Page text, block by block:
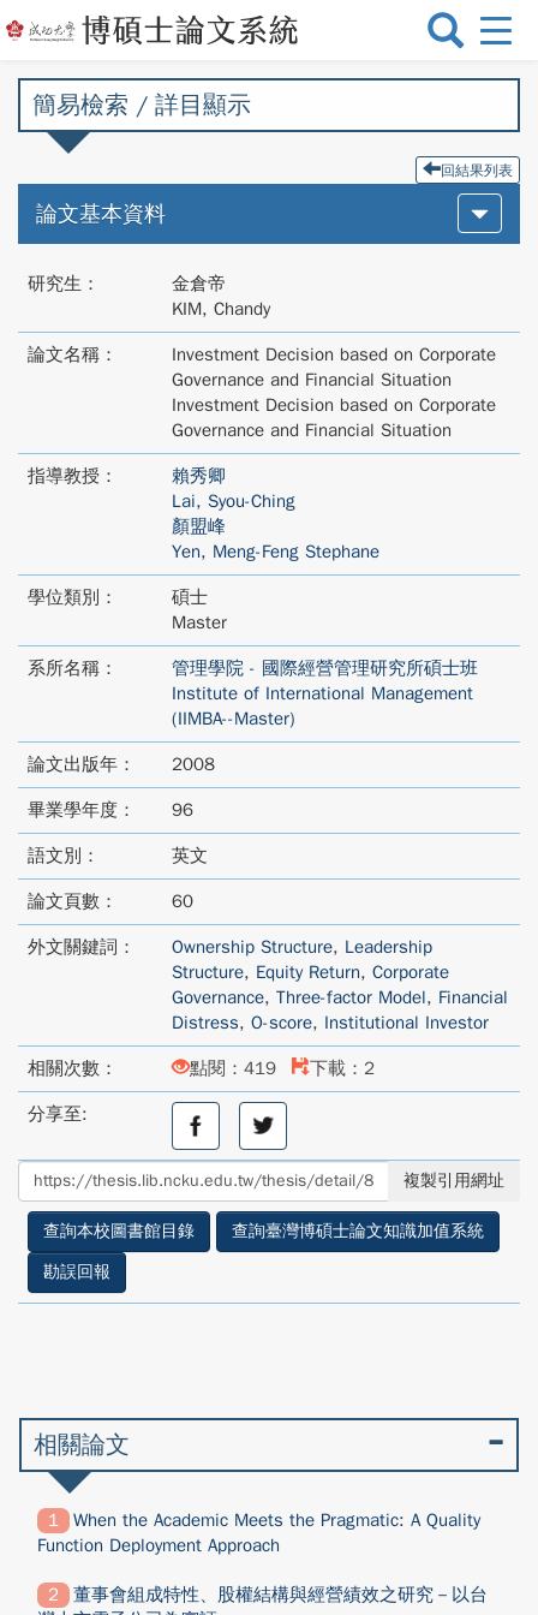
選
切
簡易檢索 / 詳目顯示
回結果列表
論文基本資料
研究生：
金倉帝
KIM, Chandy
論文名稱：
Investment Decision based on Corporate
Governance and Financial Situation
Investment Decision based on Corporate
Governance and Financial Situation
指導教授：
賴秀卿
Lai, Syou-Ching
顏盟峰
Yen, Meng-Feng Stephane
學位類別：
碩士
Master
系所名稱：
管理學院 - 國際經營管理研究所碩士班
Institute of International Management
(IIMBA--Master)
論文出版年： 2008
畢業學年度： 96
語文別： 英文
論文頁數： 60
外文關鍵詞： Ownership Structure, Leadership
Structure, Equity Return, Corporate
Governance, Three-factor Model, Financial
Distress, O-score, Institutional Investor
相關次數： 點閱：419 下載：2
分享至:
分
至
facebook
分
享
至
twitter
複製引用網址
查詢本校圖書館目錄
查詢臺灣博碩士論文知識加值系統
勘誤回報
相關論文
When the Academic Meets the Pragmatic: A Quality
Function Deployment Approach
董事會組成特性、股權結構與經營績效之研究－以台